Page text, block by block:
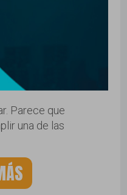
Parece que
una de las